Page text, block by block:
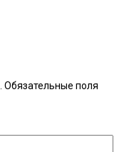
Обязательные поля